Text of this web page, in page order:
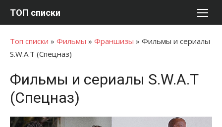
ТОП списки
Топ списки » Фильмы » Франшизы » Фильмы и сериалы
S.W.A.T (Спецназ)
Фильмы и сериалы S.W.A.T
(Спецназ)